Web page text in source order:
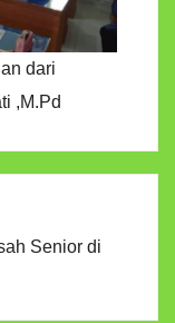
dari
,M.Pd
Senior di